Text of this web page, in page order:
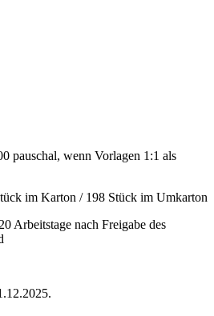
pauschal, wenn Vorlagen 1:1 als
im Karton / 198 Stück im Umkarton
Arbeitstage nach Freigabe des